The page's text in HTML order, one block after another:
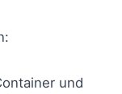
und